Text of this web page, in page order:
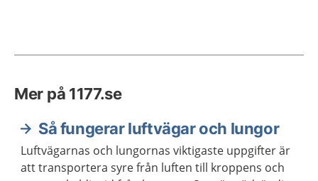
Mer på 1177.se
Så fungerar luftvägar och lungor
Luftvägarnas och lungornas viktigaste uppgifter är
att transportera syre från luften till kroppens och